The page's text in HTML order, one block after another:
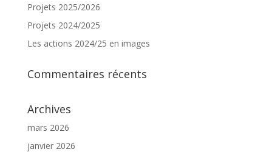
Projets 2025/2026
Projets 2024/2025
Les actions 2024/25 en images
Commentaires récents
Archives
mars 2026
janvier 2026